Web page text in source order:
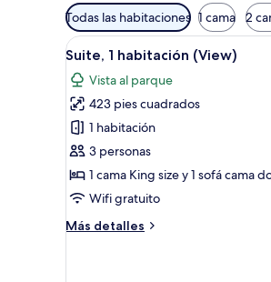
Filtros
disponibles
para
las
habitaciones
Todas las habitaciones 1 cama 2
Abrir
todas
las
fotos
de
Suite,
1
habitación
(View)
7
Suite, 1 habitación (View)
Vista al parque
423 pies cuadrados
1 habitación
3 personas
1 cama King size y 1 sofá cama
Wifi gratuito
Más detalles
Más